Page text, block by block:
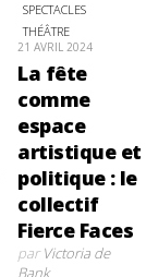
SPECTACLES
THÉÂTRE
21 AVRIL 2024
La fête
comme
espace
artistique et
politique : le
collectif
Fierce Faces
parVictoria de
Bank